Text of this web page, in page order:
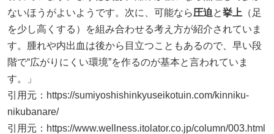
ないほうがよいようです。次に、可能なら圧迫 と挙上 （足
を少し高くする）を組み合わせる考え方が紹介されていま
す。腫れや内出血は後から目立つこともあるので、早い段
階で“広がりにくい環境”を作るのが基本と言われていま
す。」
引用元： https://sumiyoshishinkyuseikotuin.com/kinniku-
nikubanare/
引用元： https://www.wellness.itolator.co.jp/column/003.html